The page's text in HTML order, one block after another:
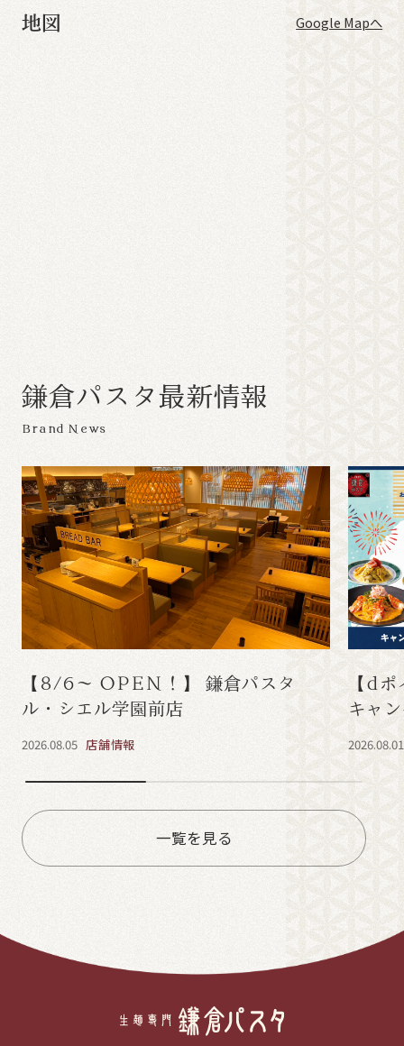
地図 Google Mapへ
鎌倉パ ス タ最新情報
Brand News
【8/6～ OPEN！】 鎌倉パスタ
ル・シエル学園前店
2026.08.05 店舗情報
【d
キャ
2026.08.01
一覧を見る